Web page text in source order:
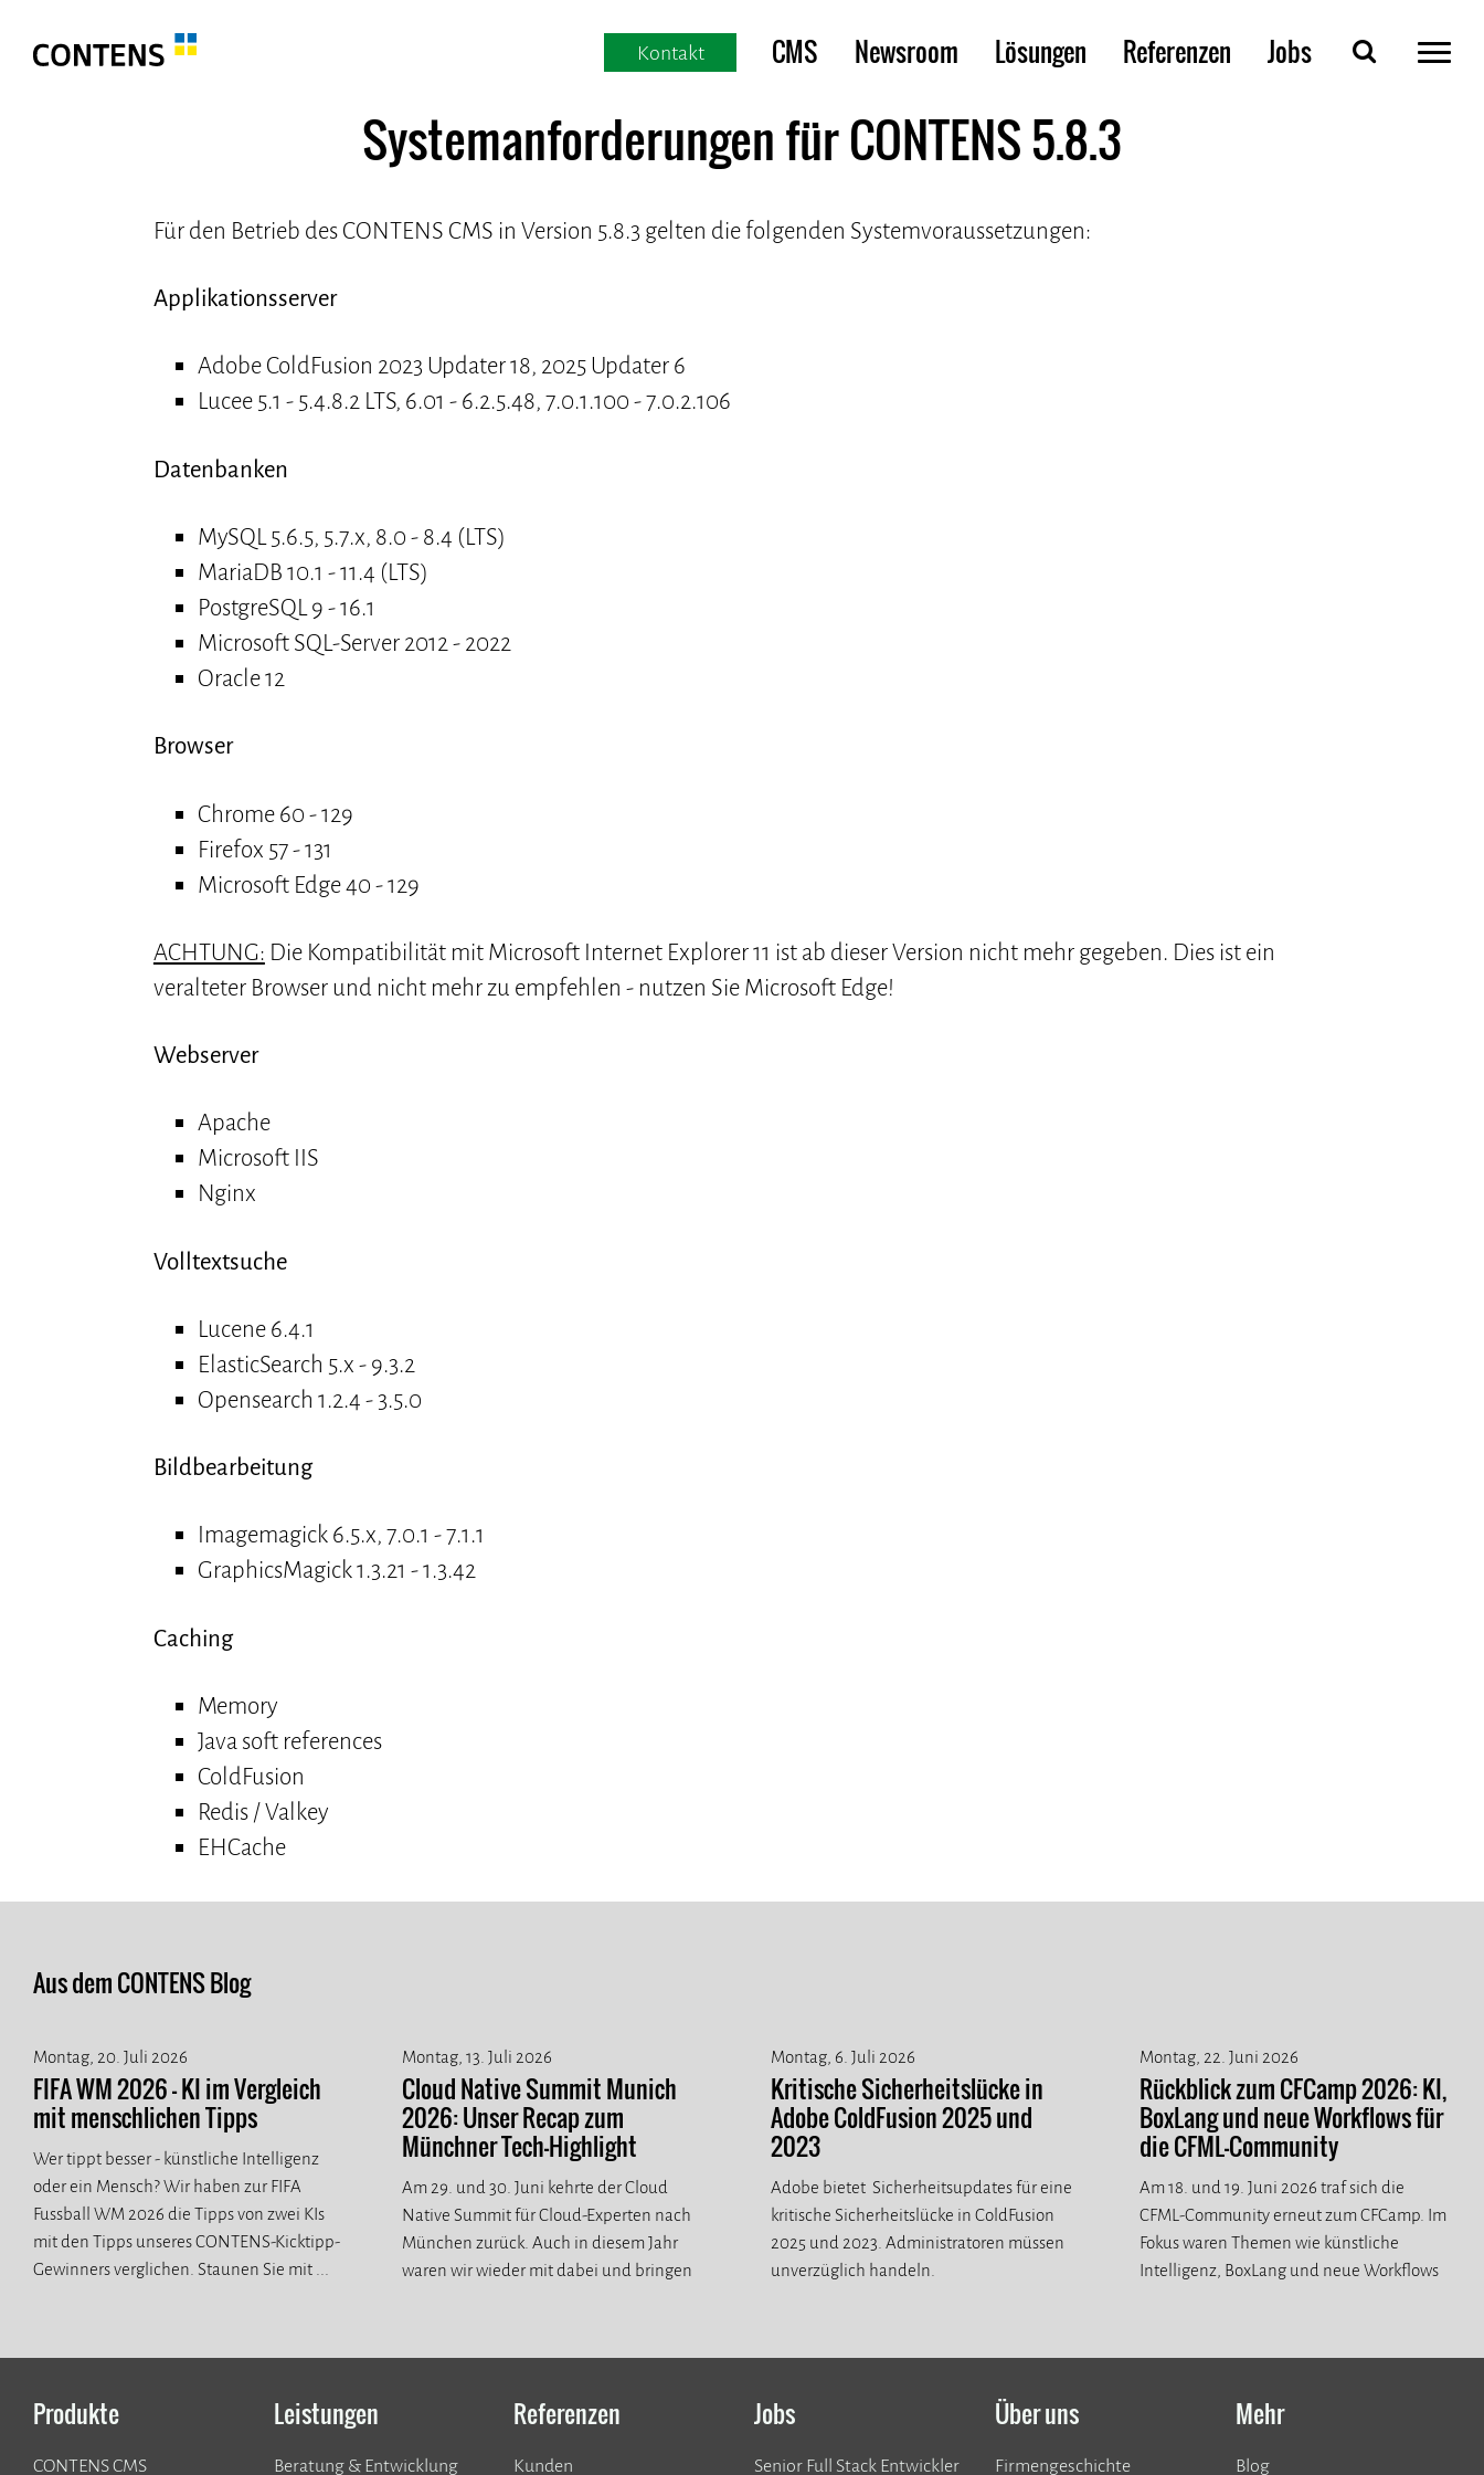
Kontakt CMS Newsroom Lösungen Referenzen Jobs
Systemanforderungen für CONTENS 5.8.3
Für den Betrieb des CONTENS CMS in Version 5.8.3 gelten die folgenden Systemvoraussetzungen:
Applikationsserver
Adobe ColdFusion 2023 Updater 18, 2025 Updater 6
Lucee 5.1 - 5.4.8.2 LTS, 6.01 - 6.2.5.48, 7.0.1.100 - 7.0.2.106
Datenbanken
MySQL 5.6.5, 5.7.x, 8.0 - 8.4 (LTS)
MariaDB 10.1 - 11.4 (LTS)
PostgreSQL 9 - 16.1
Microsoft SQL-Server 2012 - 2022
Oracle 12
Browser
Chrome 60 - 129
Firefox 57 - 131
Microsoft Edge 40 - 129
ACHTUNG: Die Kompatibilität mit Microsoft Internet Explorer 11 ist ab dieser Version nicht mehr gegeben. Dies ist ein
veralteter Browser und nicht mehr zu empfehlen - nutzen Sie Microsoft Edge!
Webserver
Apache
Microsoft IIS
Nginx
Volltextsuche
Lucene 6.4.1
ElasticSearch 5.x - 9.3.2
Opensearch 1.2.4 - 3.5.0
Bildbearbeitung
Imagemagick 6.5.x, 7.0.1 - 7.1.1
GraphicsMagick 1.3.21 - 1.3.42
Caching
Memory
Java soft references
ColdFusion
Redis / Valkey
EHCache
Aus dem CONTENS Blog
Montag, 20. Juli 2026
FIFA WM 2026 - KI im Vergleich
mit menschlichen Tipps
Wer tippt besser - künstliche Intelligenz
oder ein Mensch? Wir haben zur FIFA
Fussball WM 2026 die Tipps von zwei KIs
mit den Tipps unseres CONTENS-Kicktipp-
Gewinners verglichen. Staunen Sie mit ...
Montag, 13. Juli 2026
Cloud Native Summit Munich
2026: Unser Recap zum
Münchner Tech-Highlight
Am 29. und 30. Juni kehrte der Cloud
Native Summit für Cloud-Experten nach
München zurück. Auch in diesem Jahr
waren wir wieder mit dabei und bringen
Montag, 6. Juli 2026
Kritische Sicherheitslücke in
Adobe ColdFusion 2025 und
2023
Adobe bietet Sicherheitsupdates für eine
kritische Sicherheitslücke in ColdFusion
2025 und 2023. Administratoren müssen
unverzüglich handeln.
Montag, 22. Juni 2026
Rückblick zum CFCamp 2026: KI,
BoxLang und neue Workflows für
die CFML-Community
Am 18. und 19. Juni 2026 traf sich die
CFML-Community erneut zum CFCamp. Im
Fokus waren Themen wie künstliche
Intelligenz, BoxLang und neue Workflows
Produkte
CONTENS CMS
Leistungen
Beratung & Entwicklung
Referenzen
Kunden
Jobs
Senior Full Stack Entwickler
Über uns
Firmengeschichte
Mehr
Blog